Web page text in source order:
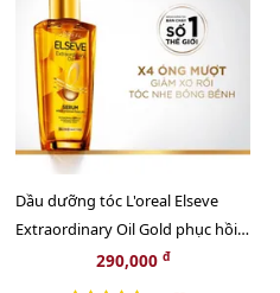
Dầu dưỡng tóc L'oreal Elseve
Extraordinary Oil Gold phục hồi
và suôn mượt tóc, 100ml (New)
290,000 đ